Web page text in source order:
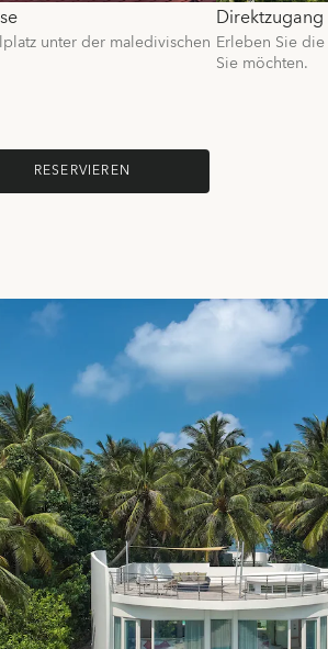
unter der maledivischen Erleben Sie
Sie möchten.
RESERVIEREN